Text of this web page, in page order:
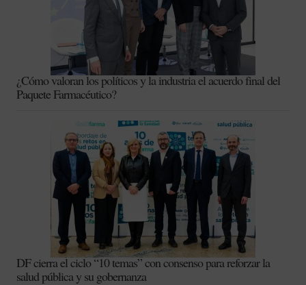
¿Cómo valoran los políticos y la industria el acuerdo final del
Paquete Farmacéutico?
DF cierra el ciclo “10 temas” con consenso para reforzar la
salud pública y su gobernanza